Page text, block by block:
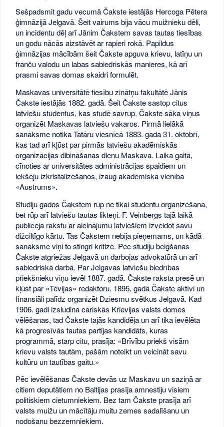
Sešpadsmit gadu vecumā Čakste iestājās Hercoga Pētera
ģimnāzijā Jelgavā. Šeit vairums bija vācu muižnieku dēli,
un incidentu dēļ arī Jānim Čakstem savas tautas tiesības
un godu nācās aizstāvēt ar rapieri rokā. Papildus
ģimnāzijas mācībām šeit Čakste apguva krievu, latīņu un
franču valodu un labas sabiedriskās manieres, kā arī
prasmi savas domas skaidri formulēt.
Maskavas universitātē tiesību zinātņu fakultātē Jānis
Čakste iestājās 1882. gadā. Šeit Čakste sastop citus
latviešu studentus, kas studē savrup. Čakste sāka viņus
organizēt Maskavas latviešu vakaros. Pirmā lielākā
sanāksme notika Tatāru viesnīcā 1883. gada 31. oktobrī,
kas tad arī kļūst par pirmās latviešu akadēmiskās
organizācijas dibināšanas dienu Maskava. Laika gaitā,
cīnoties ar universitātes administrācijas spaidiem un
iekšēju izkristalizēšanos, izaug akadēmiskā vienība
«Austrums».
Studiju gados Čakstem rūp ne tikai studentu organizēšana,
bet rūp arī latviešu tautas likteņi. F. Veinbergs tajā laikā
publicēja rakstu ar aicinājumu latviešiem izveidot savu
dižciltīgo kārtu. Tas Čakstem nebija pieņemams, un kādā
sanāksmē viņi to stingri kritizē. Pēc studiju beigšanas
Čakste atgriežas Jelgavā un darbojas advokatūrā un arī
sabiedriskā darbā. Par Jelgavas latviešu biedrības
priekšnieku viņu ievēl 1887. gadā. Čakste raksta presē un
kļūst par «Tēvijas» redaktoru. 1895. gadā Čakste aktīvi un
finansiāli palīdz organizēt Dziesmu svētkus Jelgavā. Kad
1906. gadi izsludina cariskās Krievijas valsts domes
vēlēšanas, tad Čakste tajās kandidēja un arī tika ievēlēta
kā progresīvās tautas partijas kandidāts, kuras
programmā, starp citu, prasīja: «Brīvību priekš visām
krievu valsts tautām, pašām noteikt un veicināt savu
kultūru un tautības gaitu.»
Pēc ievēlēšanas Čakste devās uz Maskavu un saziņā ar
citiem deputātiem no Baltijas prasīja amnestiju visiem
politiskiem cietumniekiem. Bez tam Čakste prasīja arī
valsts muižu un mācītāju muitu zemes sadalīšanu un
nodošanu bezzemniekiem.